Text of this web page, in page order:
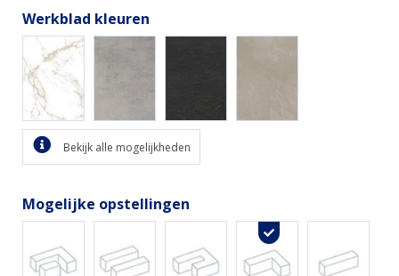
Werkblad kleuren
Bekijk alle mogelijkheden
Mogelijke opstellingen